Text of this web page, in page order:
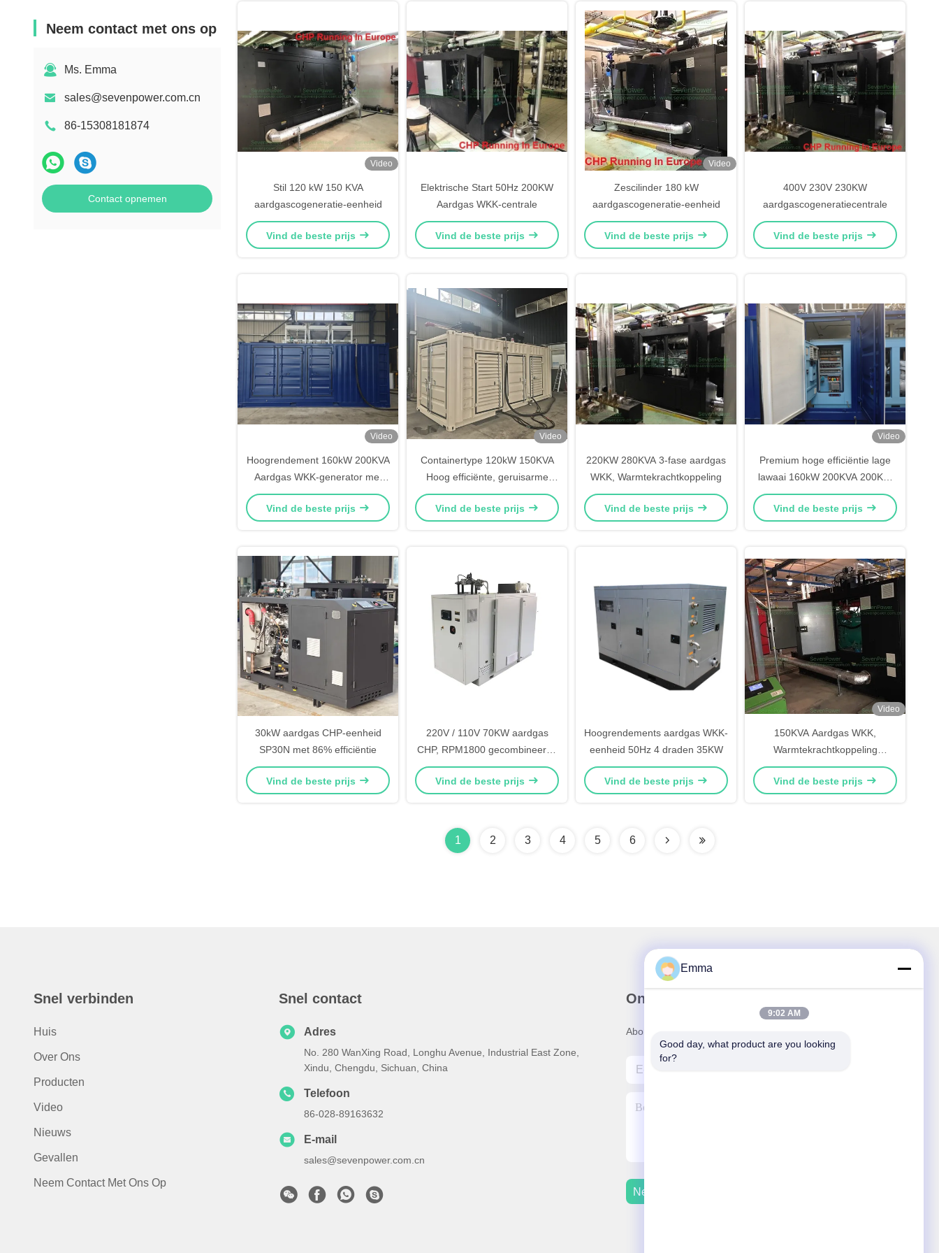
Neem contact met ons op
Ms. Emma
sales@sevenpower.com.cn
86-15308181874
Contact opnemen
Video
Stil 120 kW 150 KVA
aardgascogeneratie-eenheid
Vind de beste prijs
Elektrische Start 50Hz 200KW
Aardgas WKK-centrale
Vind de beste prijs
Video
Zescilinder 180 kW
aardgascogeneratie-eenheid
Vind de beste prijs
400V 230V 230KW
aardgascogeneratiecentrale
Vind de beste prijs
Video
Hoogrendement 160kW 200KVA
Aardgas WKK-generator met
86,1% totaal rendement
Vind de beste prijs
Video
Containertype 120kW 150KVA
Hoog efficiënte, geruisarme
aardgascogeneratie-eenheid
Vind de beste prijs
220KW 280KVA 3-fase aardgas
WKK, Warmtekrachtkoppeling
Vind de beste prijs
Video
Premium hoge efficiëntie lage
lawaai 160kW 200KVA 200KW
250KVA gascogenerator
Vind de beste prijs
30kW aardgas CHP-eenheid
SP30N met 86% efficiëntie
Vind de beste prijs
220V / 110V 70KW aardgas
CHP, RPM1800 gecombineerde
warmte- en
elektriciteitssystemen
Vind de beste prijs
Hoogrendements aardgas WKK-
eenheid 50Hz 4 draden 35KW
Vind de beste prijs
Video
150KVA Aardgas WKK,
Warmtekrachtkoppeling
Systeem RPM1800 Lage
Snelheid Laag Geluid
Vind de beste prijs
1 2 3 4 5 6
Snel verbinden
Huis
Over Ons
Producten
Video
Nieuws
Gevallen
Neem Contact Met Ons Op
Snel contact
Adres
No. 280 WanXing Road, Longhu Avenue, Industrial East Zone,
Xindu, Chengdu, Sichuan, China
Telefoon
86-028-89163632
E-mail
sales@sevenpower.com.cn
Onze Nieuwsbrief
Abonneer u op onze nieuwsbrief voor kortingen en meer.
Neem Contact Met Ons Op
Emma
9:02 AM
Good day, what product are you looking
for?